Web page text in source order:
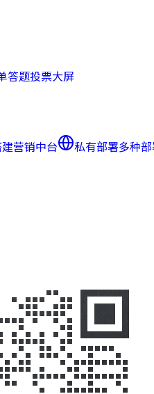
答题投票大屏
营销中台 私有部署多种